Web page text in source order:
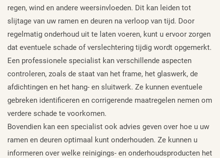
regen, wind en andere weersinvloeden. Dit kan leiden tot
slijtage van uw ramen en deuren na verloop van tijd. Door
regelmatig onderhoud uit te laten voeren, kunt u ervoor zorgen
dat eventuele schade of verslechtering tijdig wordt opgemerkt.
Een professionele specialist kan verschillende aspecten
controleren, zoals de staat van het frame, het glaswerk, de
afdichtingen en het hang- en sluitwerk. Ze kunnen eventuele
gebreken identificeren en corrigerende maatregelen nemen om
verdere schade te voorkomen.
Bovendien kan een specialist ook advies geven over hoe u uw
ramen en deuren optimaal kunt onderhouden. Ze kunnen u
informeren over welke reinigings- en onderhoudsproducten het